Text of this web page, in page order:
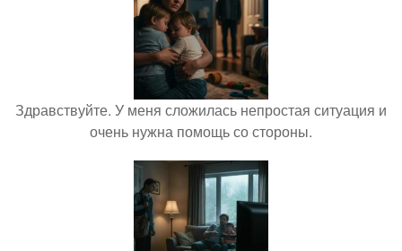
Здравствуйте. У меня сложилась непростая ситуация и
очень нужна помощь со стороны.